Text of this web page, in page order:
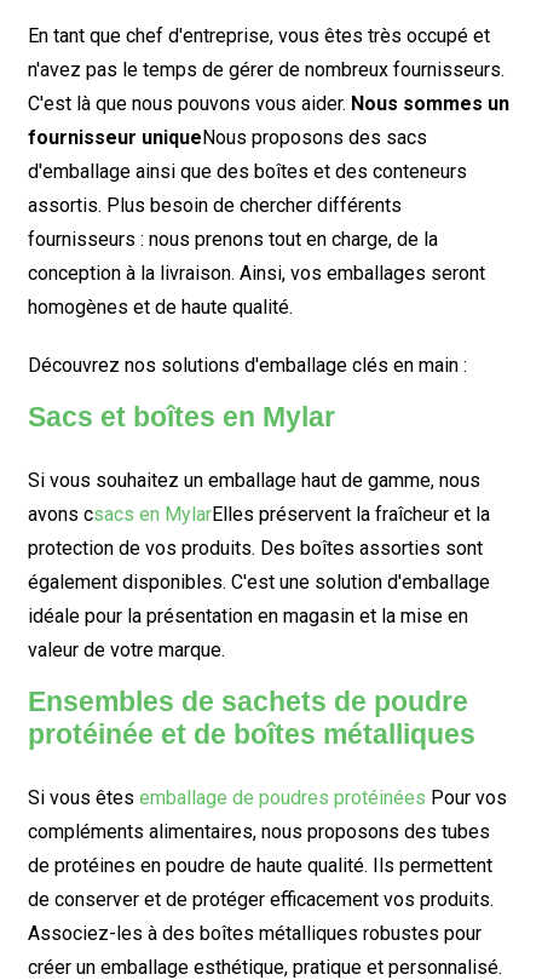
En tant que chef d'entreprise, vous êtes très occupé et
n'avez pas le temps de gérer de nombreux fournisseurs.
C'est là que nous pouvons vous aider. Nous sommes un
fournisseur uniqueNous proposons des sacs
d'emballage ainsi que des boîtes et des conteneurs
assortis. Plus besoin de chercher différents
fournisseurs : nous prenons tout en charge, de la
conception à la livraison. Ainsi, vos emballages seront
homogènes et de haute qualité.
Découvrez nos solutions d'emballage clés en main :
Sacs et boîtes en Mylar
Si vous souhaitez un emballage haut de gamme, nous
avons csacs en MylarElles préservent la fraîcheur et la
protection de vos produits. Des boîtes assorties sont
également disponibles. C'est une solution d'emballage
idéale pour la présentation en magasin et la mise en
valeur de votre marque.
Ensembles de sachets de poudre
protéinée et de boîtes métalliques
Si vous êtes emballage de poudres protéinées Pour vos
compléments alimentaires, nous proposons des tubes
de protéines en poudre de haute qualité. Ils permettent
de conserver et de protéger efficacement vos produits.
Associez-les à des boîtes métalliques robustes pour
créer un emballage esthétique, pratique et personnalisé.